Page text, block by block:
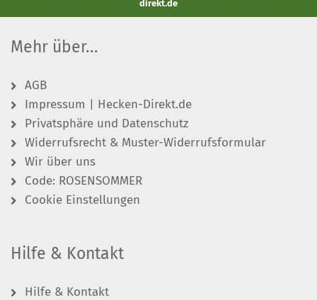
direkt.de
Mehr über...
AGB
Impressum | Hecken-Direkt.de
Privatsphäre und Datenschutz
Widerrufsrecht & Muster-Widerrufsformular
Wir über uns
Code: ROSENSOMMER
Cookie Einstellungen
Hilfe & Kontakt
Hilfe & Kontakt